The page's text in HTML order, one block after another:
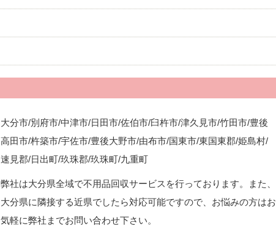
大分市/別府市/中津市/日田市/佐伯市/臼杵市/津久見市/竹田市/豊後
高田市/杵築市/宇佐市/豊後大野市/由布市/国東市/東国東郡/姫島村/
速見郡/日出町/玖珠郡/玖珠町/九重町
弊社は大分県全域で不用品回収サービスを行っております。また、
大分県に隣接する近県でしたら対応可能ですので、お悩みの方はお
気軽に弊社までお問い合わせ下さい。